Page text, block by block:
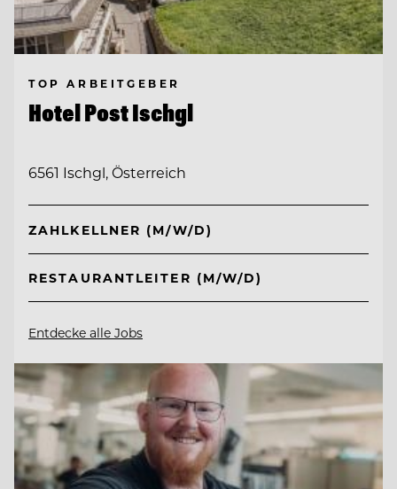
TOP ARBEITGEBER
Hotel Post Ischgl
6561 Ischgl, Österreich
ZAHLKELLNER (M/W/D)
RESTAURANTLEITER (M/W/D)
Entdecke alle Jobs